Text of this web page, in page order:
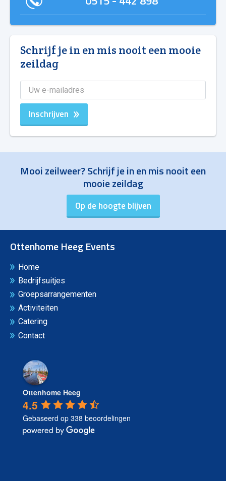
Schrijf je in en mis nooit een mooie
zeildag
Inschrijven
Mooi zeilweer? Schrijf je in en mis nooit een
mooie zeildag
Ottenhome Heeg Events
Home
Bedrijfsuitjes
Groepsarrangementen
Activiteiten
Catering
Contact
Ottenhome Heeg
4.5
Gebaseerd op 338 beoordelingen